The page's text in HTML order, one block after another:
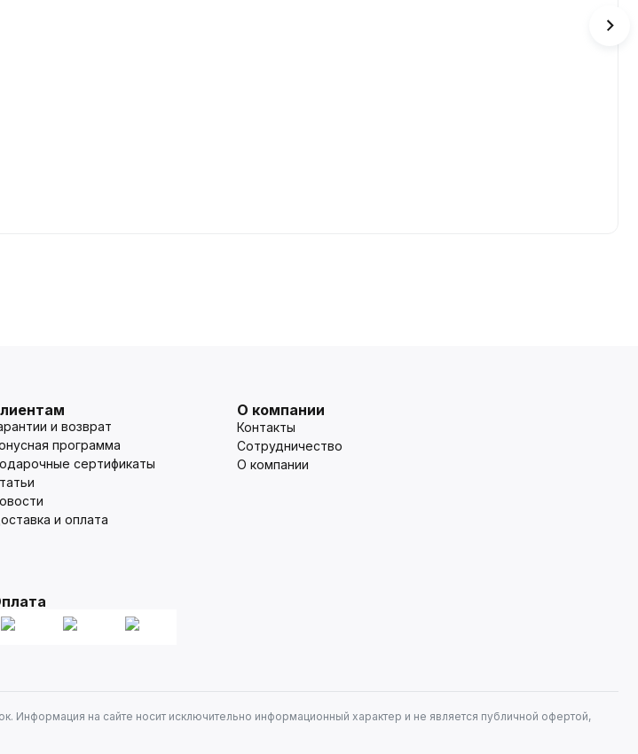
и возврат
программа
сертификаты
и оплата
О компании
Контакты
Сотрудничество
О компании
Информация на сайте носит исключительно информационный характер и не является публичной офертой,